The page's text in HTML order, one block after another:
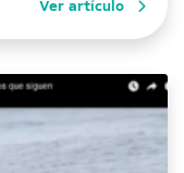
Ver artículo